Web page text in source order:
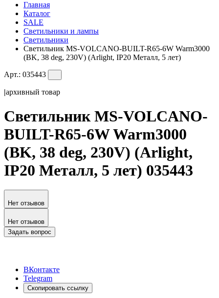
Главная
Каталог
SALE
Светильники и лампы
Светильники
Светильник MS-VOLCANO-BUILT-R65-6W Warm3000
(BK, 38 deg, 230V) (Arlight, IP20 Металл, 5 лет)
Арт.: 035443
|архивный товар
Светильник MS-VOLCANO-
BUILT-R65-6W Warm3000
(BK, 38 deg, 230V) (Arlight,
IP20 Металл, 5 лет) 035443
Нет отзывов
Нет отзывов
Задать вопрос
ВКонтакте
Telegram
Скопировать ссылку